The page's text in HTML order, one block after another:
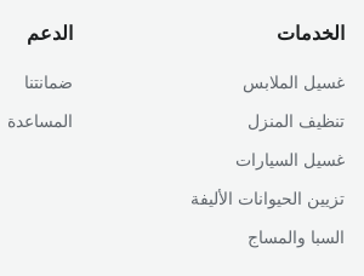
الخدمات
غسيل الملابس
تنظيف المنزل
غسيل السيارات
تزيين الحيوانات الأليفة
السبا والمساج
الدعم
ضمانتنا
المساعدة